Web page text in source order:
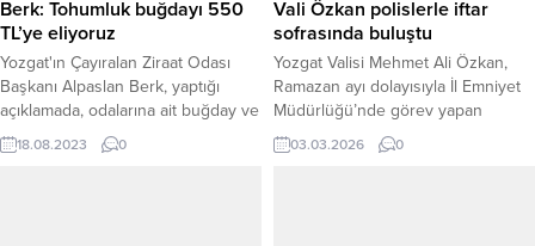
Berk: Tohumluk buğdayı 550
TL’ye eliyoruz
Yozgat'ın Çayıralan Ziraat Odası
Başkanı Alpaslan Berk, yaptığı
açıklamada, odalarına ait buğday ve
arpa eleme tesisinde son teknoloji
ve ilaçlama imkanlarıyla hububatın
18.08.2023 0
Vali Özkan polislerle iftar
sofrasında buluştu
Yozgat Valisi Mehmet Ali Özkan,
Ramazan ayı dolayısıyla İl Emniyet
Müdürlüğü’nde görev yapan
polislerle iftar programında bir
araya geldi. Düzenlenen iftar
03.03.2026 0